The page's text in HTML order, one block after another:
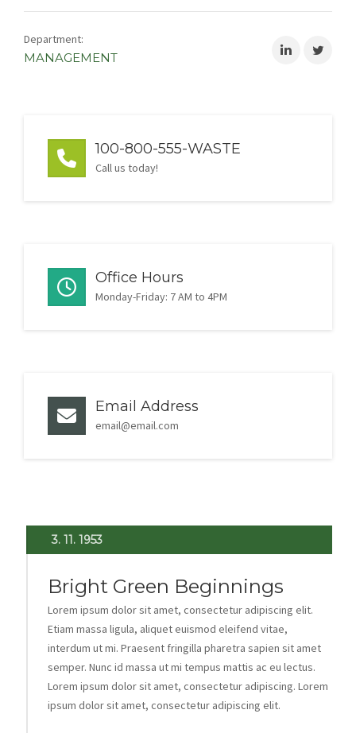
Department:
MANAGEMENT
100-800-555-WASTE
Call us today!
Office Hours
Monday-Friday: 7 AM to 4PM
Email Address
email@email.com
3. 11. 1953
Bright Green Beginnings
Lorem ipsum dolor sit amet, consectetur adipiscing elit.
Etiam massa ligula, aliquet euismod eleifend vitae,
interdum ut mi. Praesent fringilla pharetra sapien sit amet
semper. Nunc id massa ut mi tempus mattis ac eu lectus.
Lorem ipsum dolor sit amet, consectetur adipiscing. Lorem
ipsum dolor sit amet, consectetur adipiscing elit.